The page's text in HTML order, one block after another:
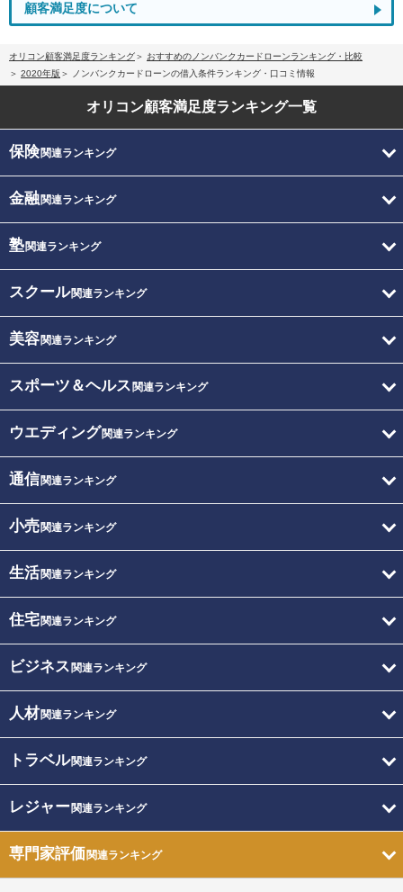
顧客満足度について
オリコン顧客満足度ランキング
おすすめのノンバンクカードローンランキング・比較
2020年版
ノンバンクカードローンの借入条件ランキング・口コミ情報
オリコン顧客満足度ランキング一覧
保険関連ランキング
金融関連ランキング
塾関連ランキング
スクール関連ランキング
美容関連ランキング
スポーツ＆ヘルス 関連ランキング
ウエディング関連ランキング
通信関連ランキング
小売関連ランキング
生活関連ランキング
住宅関連ランキング
ビジネス 関連ランキング
人材関連ランキング
トラベル関連ランキング
レジャー関連ランキング
専門家評価関連ランキング